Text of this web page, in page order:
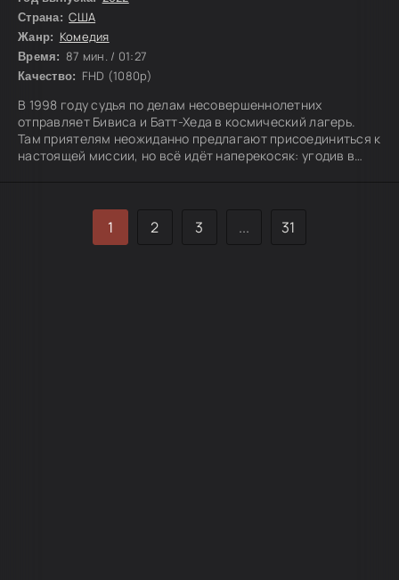
Страна: США
Жанр: Комедия
Время: 87 мин. / 01:27
Качество: FHD (1080p)
В 1998 году судья по делам несовершеннолетних
отправляет Бивиса и Батт-Хеда в космический лагерь.
Там приятелям неожиданно предлагают присоединиться к
настоящей миссии, но всё идёт наперекосяк: угодив в
1 2 3 ... 31